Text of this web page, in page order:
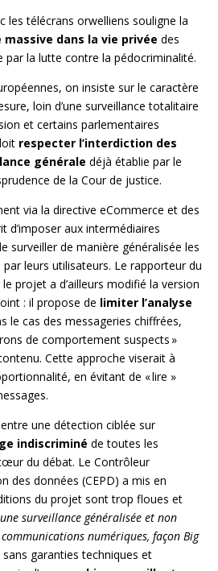
les télécrans orwelliens souligne la
massive dans la vie privée des
la lutte contre la pédocriminalité.
on insiste sur le caractère
loin d’une surveillance totalitaire
et certains parlementaires
respecter l’interdiction des
générale déjà établie par le
de la Cour de justice.
via la directive eCommerce et des
d’imposer aux intermédiaires
surveiller de manière généralisée les
leurs utilisateurs. Le rapporteur du
projet a d’ailleurs modifié la version
: il propose de limiter l’analyse
le cas des messageries chiffrées,
de comportement suspects »
Cette approche viserait à
en évitant de « lire »
une détection ciblée sur
indiscriminé de toutes les
du débat. Le Contrôleur
des données (CEPD) a mis en
du projet sont trop floues et
surveillance généralisée et non
numériques, façon Big
garanties techniques et